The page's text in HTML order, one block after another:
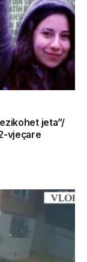
jeta”/
vjeçare